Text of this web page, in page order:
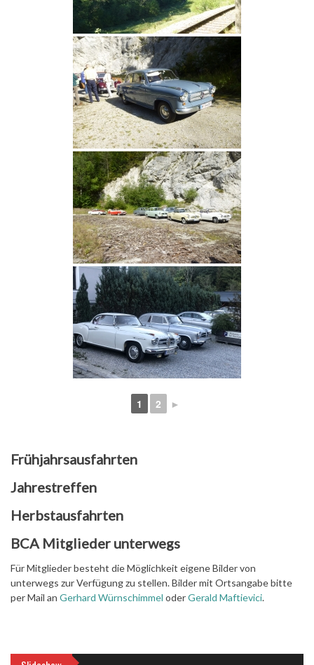
1 2 ►
Frühjahrsausfahrten
Jahrestreffen
Herbstausfahrten
BCA Mitglieder unterwegs
Für Mitglieder besteht die Möglichkeit eigene Bilder von
unterwegs zur Verfügung zu stellen. Bilder mit Ortsangabe bitte
per Mail an Gerhard Würnschimmel oderGerald Maftievici.